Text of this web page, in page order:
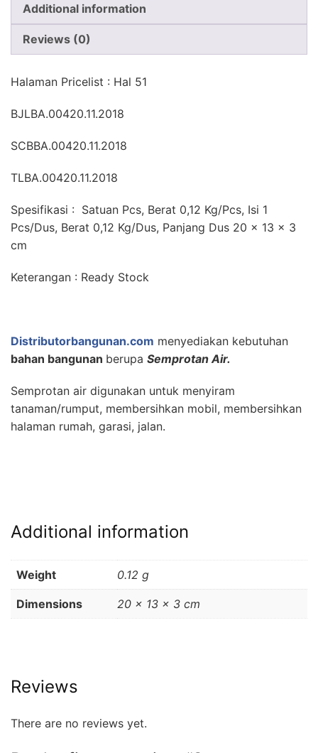
Additional information
Reviews (0)
Halaman Pricelist : Hal 51
BJLBA.00420.11.2018
SCBBA.00420.11.2018
TLBA.00420.11.2018
Spesifikasi : Satuan Pcs, Berat 0,12 Kg/Pcs, Isi 1
Pcs/Dus, Berat 0,12 Kg/Dus, Panjang Dus 20 x 13 x 3
cm
Keterangan : Ready Stock
Distributorbangunan.com menyediakan kebutuhan
bahan bangunan berupa Semprotan Air.
Semprotan air digunakan untuk menyiram
tanaman/rumput, membersihkan mobil, membersihkan
halaman rumah, garasi, jalan.
Additional information
Weight 0.12 g
Dimensions 20 × 13 × 3 cm
Reviews
There are no reviews yet.